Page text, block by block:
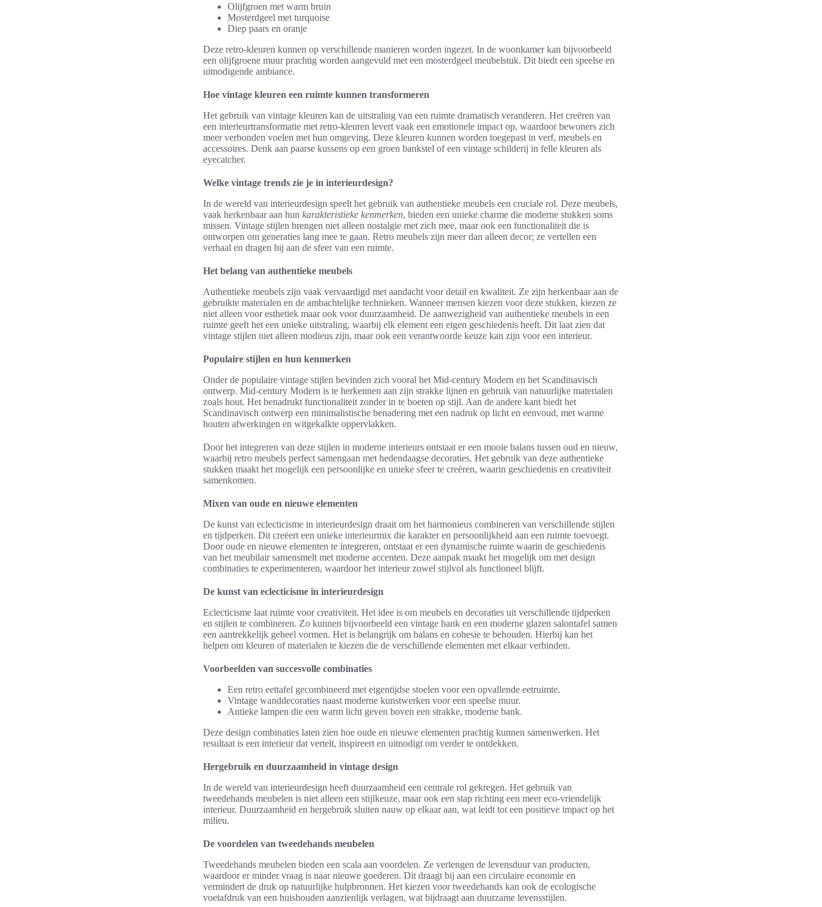
Olijfgroen met warm bruin
Mosterdgeel met turquoise
Diep paars en oranje
Deze retro-kleuren kunnen op verschillende manieren worden ingezet. In de woonkamer kan bijvoorbeeld
een olijfgroene muur prachtig worden aangevuld met een mosterdgeel meubelstuk. Dit biedt een speelse en
uitnodigende ambiance.
Hoe vintage kleuren een ruimte kunnen transformeren
Het gebruik van vintage kleuren kan de uitstraling van een ruimte dramatisch veranderen. Het creëren van
een interieurtransformatie met retro-kleuren levert vaak een emotionele impact op, waardoor bewoners zich
meer verbonden voelen met hun omgeving. Deze kleuren kunnen worden toegepast in verf, meubels en
accessoires. Denk aan paarse kussens op een groen bankstel of een vintage schilderij in felle kleuren als
eyecatcher.
Welke vintage trends zie je in interieurdesign?
In de wereld van interieurdesign speelt het gebruik van authentieke meubels een cruciale rol. Deze meubels,
vaak herkenbaar aan hun karakteristieke kenmerken, bieden een unieke charme die moderne stukken soms
missen. Vintage stijlen brengen niet alleen nostalgie met zich mee, maar ook een functionaliteit die is
ontworpen om generaties lang mee te gaan. Retro meubels zijn meer dan alleen decor; ze vertellen een
verhaal en dragen bij aan de sfeer van een ruimte.
Het belang van authentieke meubels
Authentieke meubels zijn vaak vervaardigd met aandacht voor detail en kwaliteit. Ze zijn herkenbaar aan de
gebruikte materialen en de ambachtelijke technieken. Wanneer mensen kiezen voor deze stukken, kiezen ze
niet alleen voor esthetiek maar ook voor duurzaamheid. De aanwezigheid van authentieke meubels in een
ruimte geeft het een unieke uitstraling, waarbij elk element een eigen geschiedenis heeft. Dit laat zien dat
vintage stijlen niet alleen modieus zijn, maar ook een verantwoorde keuze kan zijn voor een interieur.
Populaire stijlen en hun kenmerken
Onder de populaire vintage stijlen bevinden zich vooral het Mid-century Modern en het Scandinavisch
ontwerp. Mid-century Modern is te herkennen aan zijn strakke lijnen en gebruik van natuurlijke materialen
zoals hout. Het benadrukt functionaliteit zonder in te boeten op stijl. Aan de andere kant biedt het
Scandinavisch ontwerp een minimalistische benadering met een nadruk op licht en eenvoud, met warme
houten afwerkingen en witgekalkte oppervlakken.
Door het integreren van deze stijlen in moderne interieurs ontstaat er een mooie balans tussen oud en nieuw,
waarbij retro meubels perfect samengaan met hedendaagse decoraties. Het gebruik van deze authentieke
stukken maakt het mogelijk een persoonlijke en unieke sfeer te creëren, waarin geschiedenis en creativiteit
samenkomen.
Mixen van oude en nieuwe elementen
De kunst van eclecticisme in interieurdesign draait om het harmonieus combineren van verschillende stijlen
en tijdperken. Dit creëert een unieke interieurmix die karakter en persoonlijkheid aan een ruimte toevoegt.
Door oude en nieuwe elementen te integreren, ontstaat er een dynamische ruimte waarin de geschiedenis
van het meubilair samensmelt met moderne accenten. Deze aanpak maakt het mogelijk om met design
combinaties te experimenteren, waardoor het interieur zowel stijlvol als functioneel blijft.
De kunst van eclecticisme in interieurdesign
Eclecticisme laat ruimte voor creativiteit. Het idee is om meubels en decoraties uit verschillende tijdperken
en stijlen te combineren. Zo kunnen bijvoorbeeld een vintage bank en een moderne glazen salontafel samen
een aantrekkelijk geheel vormen. Het is belangrijk om balans en cohesie te behouden. Hierbij kan het
helpen om kleuren of materialen te kiezen die de verschillende elementen met elkaar verbinden.
Voorbeelden van succesvolle combinaties
Een retro eettafel gecombineerd met eigentijdse stoelen voor een opvallende eetruimte.
Vintage wanddecoraties naast moderne kunstwerken voor een speelse muur.
Antieke lampen die een warm licht geven boven een strakke, moderne bank.
Deze design combinaties laten zien hoe oude en nieuwe elementen prachtig kunnen samenwerken. Het
resultaat is een interieur dat vertelt, inspireert en uitnodigt om verder te ontdekken.
Hergebruik en duurzaamheid in vintage design
In de wereld van interieurdesign heeft duurzaamheid een centrale rol gekregen. Het gebruik van
tweedehands meubelen is niet alleen een stijlkeuze, maar ook een stap richting een meer eco-vriendelijk
interieur. Duurzaamheid en hergebruik sluiten nauw op elkaar aan, wat leidt tot een positieve impact op het
milieu.
De voordelen van tweedehands meubelen
Tweedehands meubelen bieden een scala aan voordelen. Ze verlengen de levensduur van producten,
waardoor er minder vraag is naar nieuwe goederen. Dit draagt bij aan een circulaire economie en
vermindert de druk op natuurlijke hulpbronnen. Het kiezen voor tweedehands kan ook de ecologische
voetafdruk van een huishouden aanzienlijk verlagen, wat bijdraagt aan duurzame levensstijlen.